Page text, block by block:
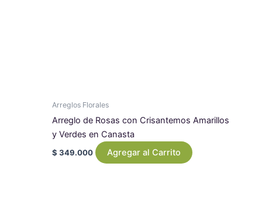
Arreglos Florales
Arreglo de Rosas con Crisantemos Amarillos
y Verdes en Canasta
$ 349.000 Agregar al Carrito